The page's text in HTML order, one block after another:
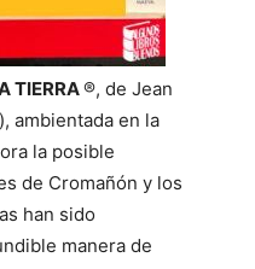
TIERRA®, de Jean
ambientada en la
la posible
de Cromañón y los
han sido
manera de